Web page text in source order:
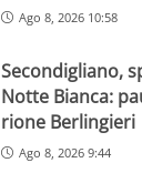
Ago 8, 2026 10:58
Secondigliano,
Notte Bianca:
rione Berlingieri
Ago 8, 2026 9:44